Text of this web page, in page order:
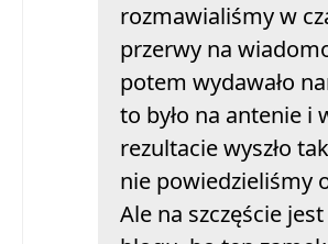
rozmawialiśmy w
przerwy na
potem wydawało
to było na antenie i
rezultacie wyszło
nie powiedzieliśmy
Ale na szczęście